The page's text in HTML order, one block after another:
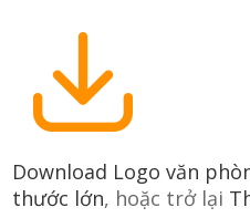
Download Logo văn
thước lớn, hoặc trở lại